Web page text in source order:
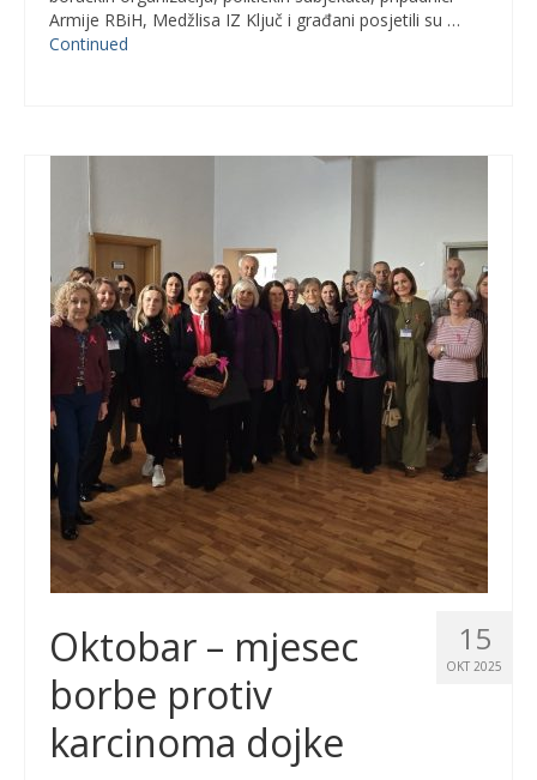
Armije RBiH, Medžlisa IZ Ključ i građani posjetili su …
Continued
15
OKT 2025
Oktobar – mjesec
borbe protiv
karcinoma dojke